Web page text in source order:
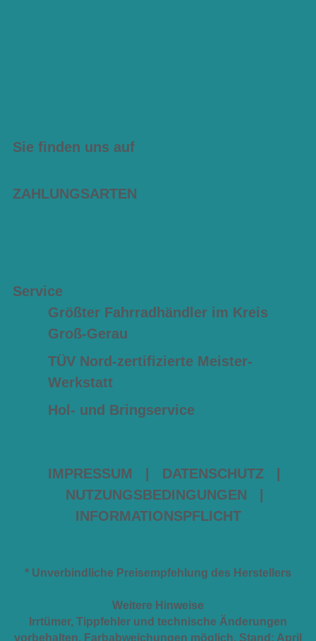
Sie finden uns auf
ZAHLUNGSARTEN
Service
Größter Fahrradhändler im Kreis
Groß-Gerau
TÜV Nord-zertifizierte Meister-
Werkstatt
Hol- und Bringservice
IMPRESSUM DATENSCHUTZ
NUTZUNGSBEDINGUNGEN
INFORMATIONSPFLICHT
* Unverbindliche Preisempfehlung des Herstellers
Weitere Hinweise
Irrtümer, Tippfehler und technische Änderungen
vorbehalten. Farbabweichungen möglich. Stand: April